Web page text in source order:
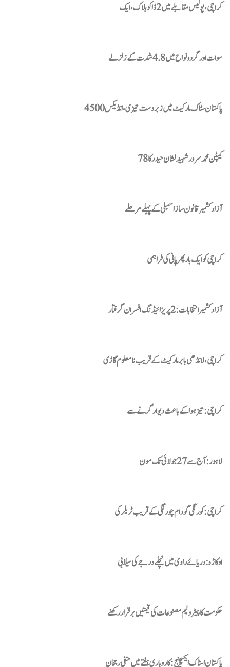
کراچی، پولیس مقابلے میں 2 ڈاکو ہلاک، ایک
سوات اور گردونواح میں 4.8 شدت کے زلزلے
پاکستان سٹاک مارکیٹ میں زبردست تیزی، انڈیکس 4500
کیپٹن محمد سرور شہید نشان حیدر کا 78
آزاد کشمیر قانون ساز اسمبلی کے پہلے مرحلے
کراچی کو ایک بار پھر پانی کی فراہمی
آزاد کشمیر انتخابات : 2 پریزائیڈنگ افسران گرفتار
کراچی، لانڈھی بابر مارکیٹ کے قریب نامعلوم گاڑی
کراچی: تیز ہوا کے باعث دیوار گرنے سے
لاہور : آج سے 27 جولائی تک مون
کراچی: کورنگی گودام چورنگی کے قریب ٹریلر کی
اوکاڑہ :دریائے راوی میں نچلے درجے کی سیلابی
حکومت کا پیٹرولیم مصنوعات کی قیمتیں برقرار رکھنے
پاکستان اسٹاک ایکسچینج: کاروباری ہفتے میں منفی رجحان